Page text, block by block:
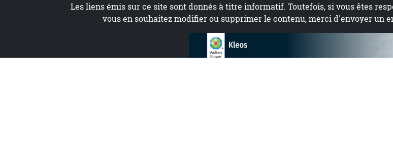
Les liens émis sur ce site sont donnés à titre informatif. Toutefois, si vous êtes
vous en souhaitez modifier ou supprimer le contenu, merci d'envoyer un